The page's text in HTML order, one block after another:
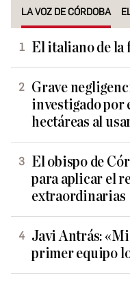
LA VOZ DE CÓRDOBA
El italiano de la
Grave
investigado por
hectáreas al
El obispo de
para aplicar el
extraordinarias
Javi Antrás:
primer equipo